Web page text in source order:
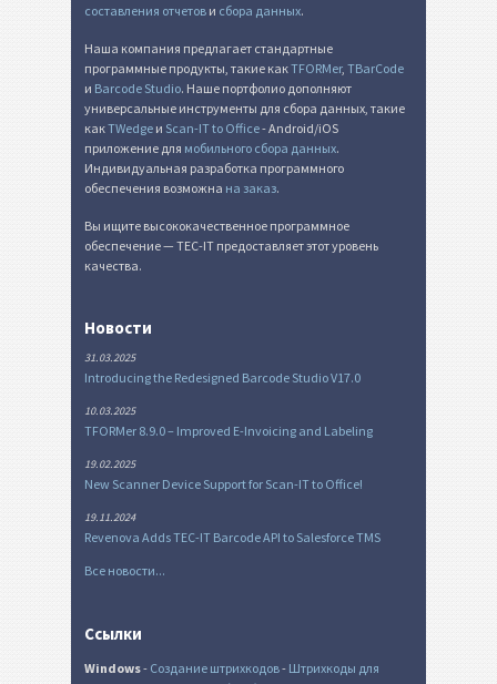
составления отчетов и сбора данных.
Наша компания предлагает стандартные
программные продукты, такие какTFORMer, TBarCode
и Barcode Studio. Наше портфолио дополняют
универсальные инструменты для сбора данных, такие
какTWedge и Scan-IT to Office- Android/iOS
приложение для мобильного сбора данных.
Индивидуальная разработка программного
обеспечения возможна на заказ.
Вы ищите высококачественное программное
обеспечение — TEC-IT предоставляет этот уровень
качества.
Новости
31.03.2025
Introducing the Redesigned Barcode Studio V17.0
10.03.2025
TFORMer 8.9.0 – Improved E-Invoicing and Labeling
19.02.2025
New Scanner Device Support for Scan-IT to Office!
19.11.2024
Revenova Adds TEC-IT Barcode API to Salesforce TMS
Все новости...
Ссылки
Windows- Создание штрихкодов- Штрихкоды для